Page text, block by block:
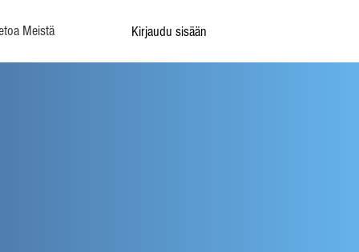
Meistä Kirjaudu sisään